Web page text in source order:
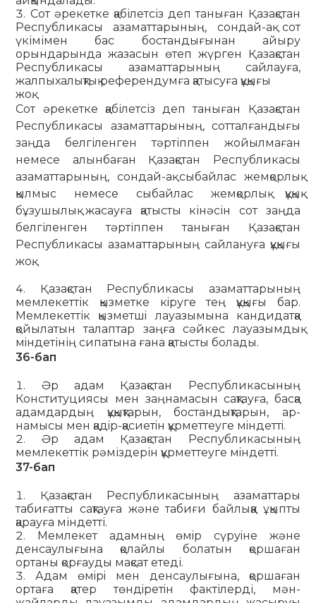
Сот әрекетке қабілетсіз деп таныған Қазақстан
Республикасы азаматтарының, сондай-ақ сот
үкімімен бас бостандығынан айыру
орындарында жазасын өтеп жүрген Қазақстан
Республикасы азаматтарының сайлауға,
жалпыхалықтық референдумға қатысуға құқығы
жоқ.
Сот әрекетке қабілетсіз деп таныған Қазақстан
Республи­касы азаматтарының, сотталғандығы
заңда белгіленген тәртіп­пен жойылмаған
немесе алынбаған Қазақстан Республика­сы
азаматтарының, сондай-ақ сыбайлас жемқор­лық
қылмыс немесе сыбайлас жемқорлық құқық
бұзушылық жасауға қа­тыс­ты кінәсін сот заңда
белгіленген тәртіппен таныған Қазақстан
Республикасы азаматтарының сайлануға құқығы
жоқ.
Қазақстан Республикасы азаматтарының
мемлекеттік қызметке кiруге тең құқығы бар.
Мемлекеттік қызметшi лауазымына кандидатқа
қойылатын талаптар заңға сәйкес лауазымдық
мiндетінің сипатына ғана қатысты болады.
36-бап
Әр адам Қазақстан Республикасының
Конституциясы мен заңнамасын сақтауға, басқа
адамдардың құқықтарын, бостандықтарын, ар-
намысы мен қадiр-қасиетiн құрметтеуге мiндеттi.
Әр адам Қазақстан Республикасының
мемлекеттік рәміздерін құрметтеуге мiндеттi.
37-бап
Қазақстан Республикасының азаматтары
табиғатты сақтауға және табиғи байлыққа ұқыпты
қарауға міндетті.
Мемлекет адамның өмiр сүруiне және
денсаулығына қолайлы болатын қоршаған
ортаны қорғауды мақсат етеді.
Адам өмiрi мен денсаулығына, қоршаған
ортаға қатер төндiретiн фактілерді, мән-